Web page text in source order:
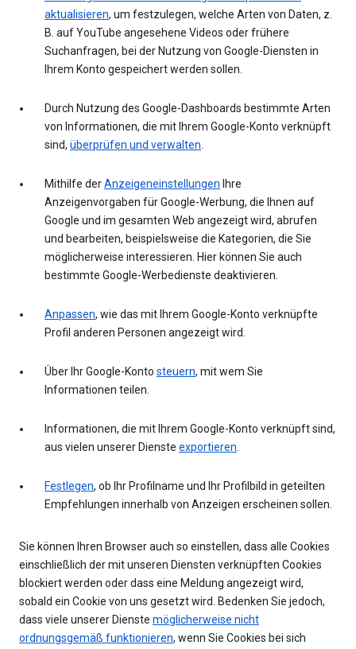
aktualisieren, um festzulegen, welche Arten von Daten, z.
B. auf YouTube angesehene Videos oder frühere
Suchanfragen, bei der Nutzung von Google-Diensten in
Ihrem Konto gespeichert werden sollen.
Durch Nutzung des Google-Dashboards bestimmte Arten
von Informationen, die mit Ihrem Google-Konto verknüpft
sind, überprüfen und verwalten.
Mithilfe derAnzeigeneinstellungen Ihre
Anzeigenvorgaben für Google-Werbung, die Ihnen auf
Google und im gesamten Web angezeigt wird, abrufen
und bearbeiten, beispielsweise die Kategorien, die Sie
möglicherweise interessieren. Hier können Sie auch
bestimmte Google-Werbedienste deaktivieren.
Anpassen, wie das mit Ihrem Google-Konto verknüpfte
Profil anderen Personen angezeigt wird.
Über Ihr Google-Konto steuern, mit wem Sie
Informationen teilen.
Informationen, die mit Ihrem Google-Konto verknüpft sind,
aus vielen unserer Dienste exportieren.
Festlegen, ob Ihr Profilname und Ihr Profilbild in geteilten
Empfehlungen innerhalb von Anzeigen erscheinen sollen.
Sie können Ihren Browser auch so einstellen, dass alle Cookies
einschließlich der mit unseren Diensten verknüpften Cookies
blockiert werden oder dass eine Meldung angezeigt wird,
sobald ein Cookie von uns gesetzt wird. Bedenken Sie jedoch,
dass viele unserer Dienste möglicherweise nicht
ordnungsgemäß funktionieren, wenn Sie Cookies bei sich